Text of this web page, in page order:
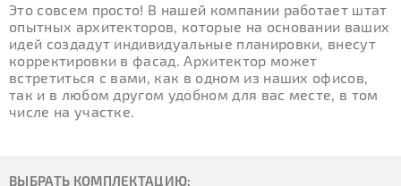
Это совсем просто! В нашей компании работает штат
опытных архитекторов, которые на основании ваших
идей создадут индивидуальные планировки, внесут
корректировки в фасад. Архитектор может
встретиться с вами, как в одном из наших офисов,
так и в любом другом удобном для вас месте, в том
числе на участке.
ВЫБРАТЬ КОМПЛЕКТАЦИЮ: